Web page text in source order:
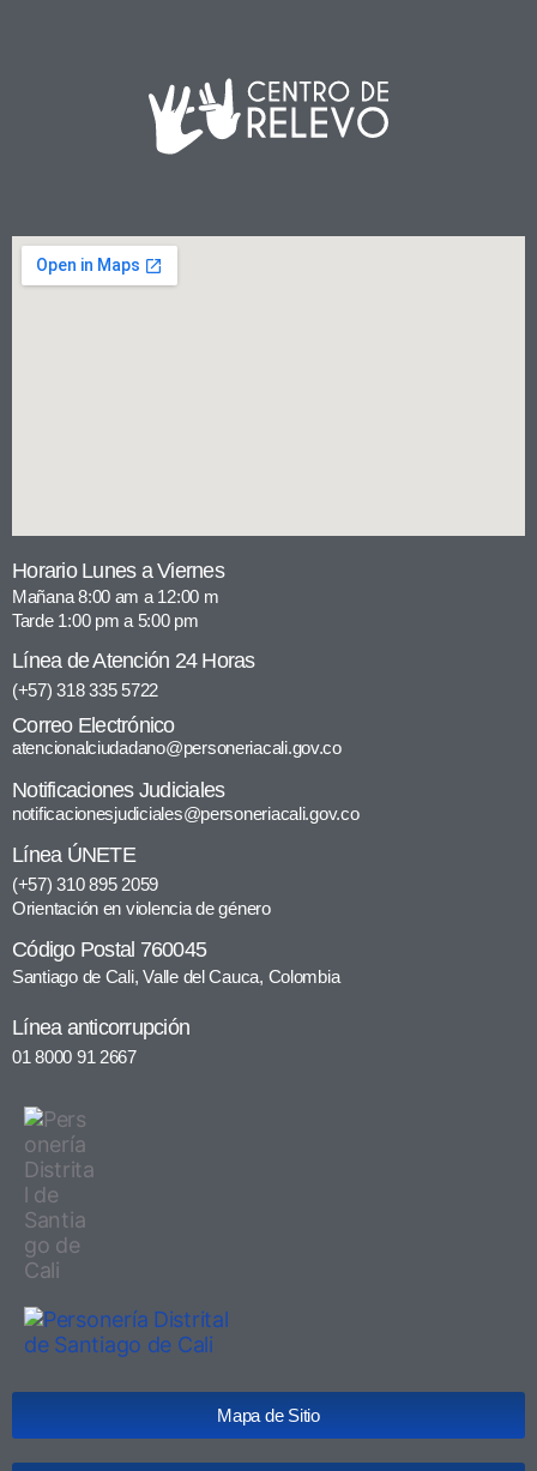
Horario Lunes a Viernes
Mañana 8:00 am a 12:00 m
Tarde 1:00 pm a 5:00 pm
Línea de Atención 24 Horas
(+57) 318 335 5722
Correo Electrónico
atencionalciudadano@personeriacali.gov.co
Notificaciones Judiciales
notificacionesjudiciales@personeriacali.gov.co
Línea ÚNETE
(+57) 310 895 2059
Orientación en violencia de género
Código Postal 760045
Santiago de Cali, Valle del Cauca, Colombia
Línea anticorrupción
01 8000 91 2667
Mapa de Sitio